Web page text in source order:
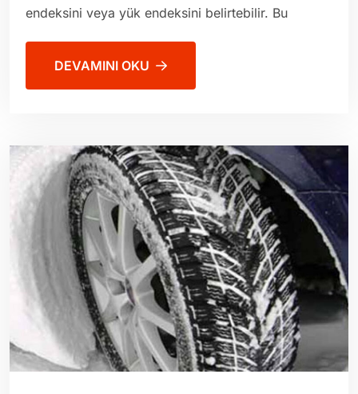
endeksini veya yük endeksini belirtebilir. Bu
DEVAMINI OKU